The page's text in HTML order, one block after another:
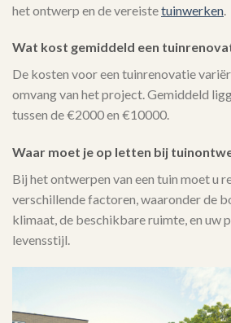
het ontwerp en de vereistetuinwerken
Wat kost gemiddeld een
De kosten voor een tuinrenovatie
omvang van het project. Gemiddeld
tussen de €2000 en €10000.
Waar moet je op letten bij
Bij het ontwerpen van een tuin moet u
verschillende factoren, waaronder de
klimaat, de beschikbare ruimte, en uw
levensstijl.